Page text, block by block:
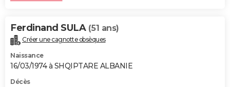
Ferdinand SULA (51 ans)
Créer une cagnotte obsèques
Naissance
16/03/1974 à SHQIPTARE ALBANIE
Décès